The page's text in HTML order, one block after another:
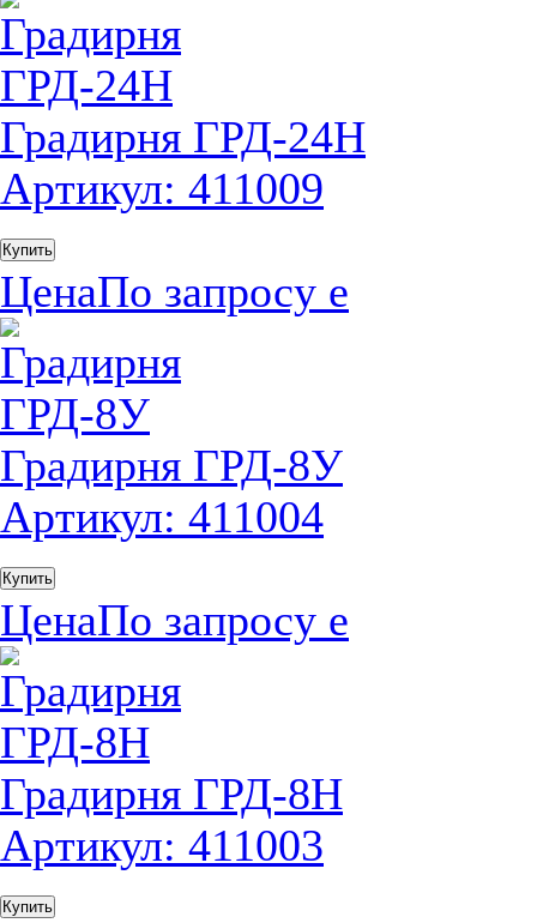
Градирня ГРД-24Н
Артикул: 411009
Купить
ЦенаПо запросу е
Градирня ГРД-8У
Артикул: 411004
Купить
ЦенаПо запросу е
Градирня ГРД-8H
Артикул: 411003
Купить